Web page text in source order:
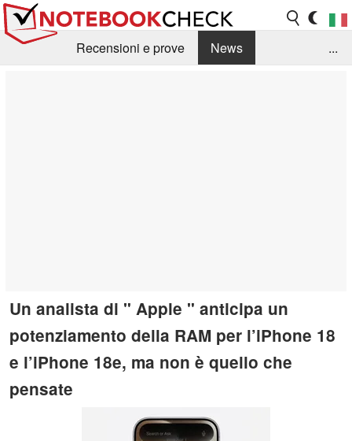
Recensioni e prove
News
...
Un analista di " Apple " anticipa un
potenziamento della RAM per l’iPhone 18
e l’iPhone 18e, ma non è quello che
pensate